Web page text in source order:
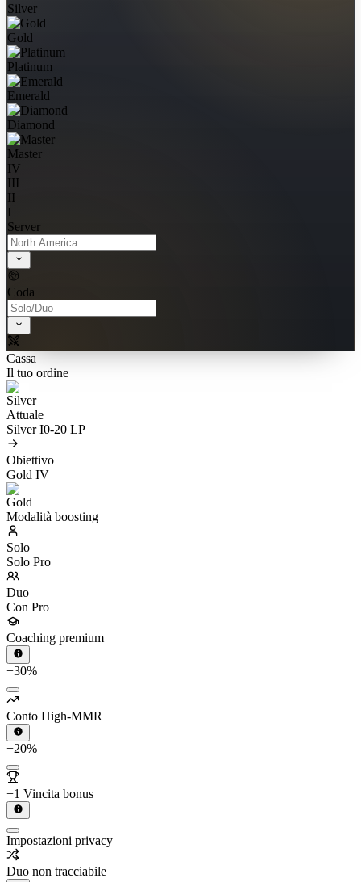
Silver
Gold
Platinum
Emerald
Diamond
Master
IV
III
II
I
Server
Coda
Cassa
Il tuo ordine
Attuale
Silver I0-20 LP
Obiettivo
Gold IV
Modalità boosting
Solo
Solo Pro
Duo
Con Pro
Coaching premium
+30%
Conto High-MMR
+20%
+1 Vincita bonus
Impostazioni privacy
Duo non tracciabile